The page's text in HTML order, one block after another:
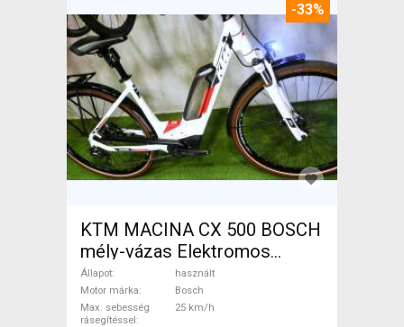
-33%
KTM MACINA CX 500 BOSCH
mély-vázas Elektromos
Trekking/cross 25 km/h
Bosch használt ELADÓ
Állapot
használt
Motor márka
Bosch
Max. sebesség
rásegítéssel
25 km/h